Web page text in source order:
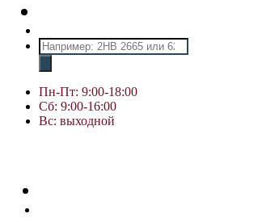
Поиск
товаров
Пн-Пт: 9:00-18:00
Сб: 9:00-16:00
Вс: выходной